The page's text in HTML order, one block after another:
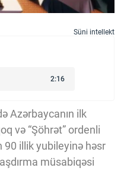
Süni intellekt
Azərbaycanın ilk
və “Şöhrət” ordenli
illik yubileyinə həsr
müsabiqəsi